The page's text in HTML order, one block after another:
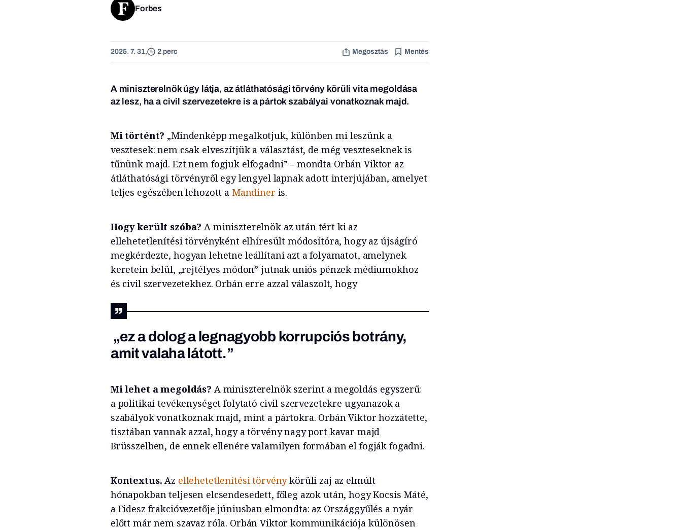
Forbes
2025. 7. 31. 2 perc Megosztás Mentés
A miniszterelnök úgy látja, az átláthatósági törvény körüli vita megoldása
az lesz, ha a civil szervezetekre is a pártok szabályai vonatkoznak majd.
Mi történt? „Mindenképp megalkotjuk, különben mi leszünk a
vesztesek: nem csak elveszítjük a választást, de még veszteseknek is
tűnünk majd. Ezt nem fogjuk elfogadni” – mondta Orbán Viktor az
átláthatósági törvényről egy lengyel lapnak adott interjújában, amelyet
teljes egészében lehozott a Mandiner is.
Hogy került szóba? A miniszterelnök az után tért ki az
ellehetetlenítési törvényként elhíresült módosítóra, hogy az újságíró
megkérdezte, hogyan lehetne leállítani azt a folyamatot, amelynek
keretein belül, „rejtélyes módon” jutnak uniós pénzek médiumokhoz
és civil szervezetekhez. Orbán erre azzal válaszolt, hogy
„ez a dolog a legnagyobb korrupciós botrány,
amit valaha látott.”
Mi lehet a megoldás? A miniszterelnök szerint a megoldás egyszerű:
a politikai tevékenységet folytató civil szervezetekre ugyanazok a
szabályok vonatkoznak majd, mint a pártokra. Orbán Viktor hozzátette,
tisztában vannak azzal, hogy a törvény nagy port kavar majd
Brüsszelben, de ennek ellenére valamilyen formában el fogják fogadni.
Kontextus. Az ellehetetlenítési törvénykörüli zaj az elmúlt
hónapokban teljesen elcsendesedett, főleg azok után, hogy Kocsis Máté,
a Fidesz frakcióvezetője júniusban elmondta: az Országgyűlés a nyár
előtt már nem szavaz róla. Orbán Viktor kommunikációja különösen